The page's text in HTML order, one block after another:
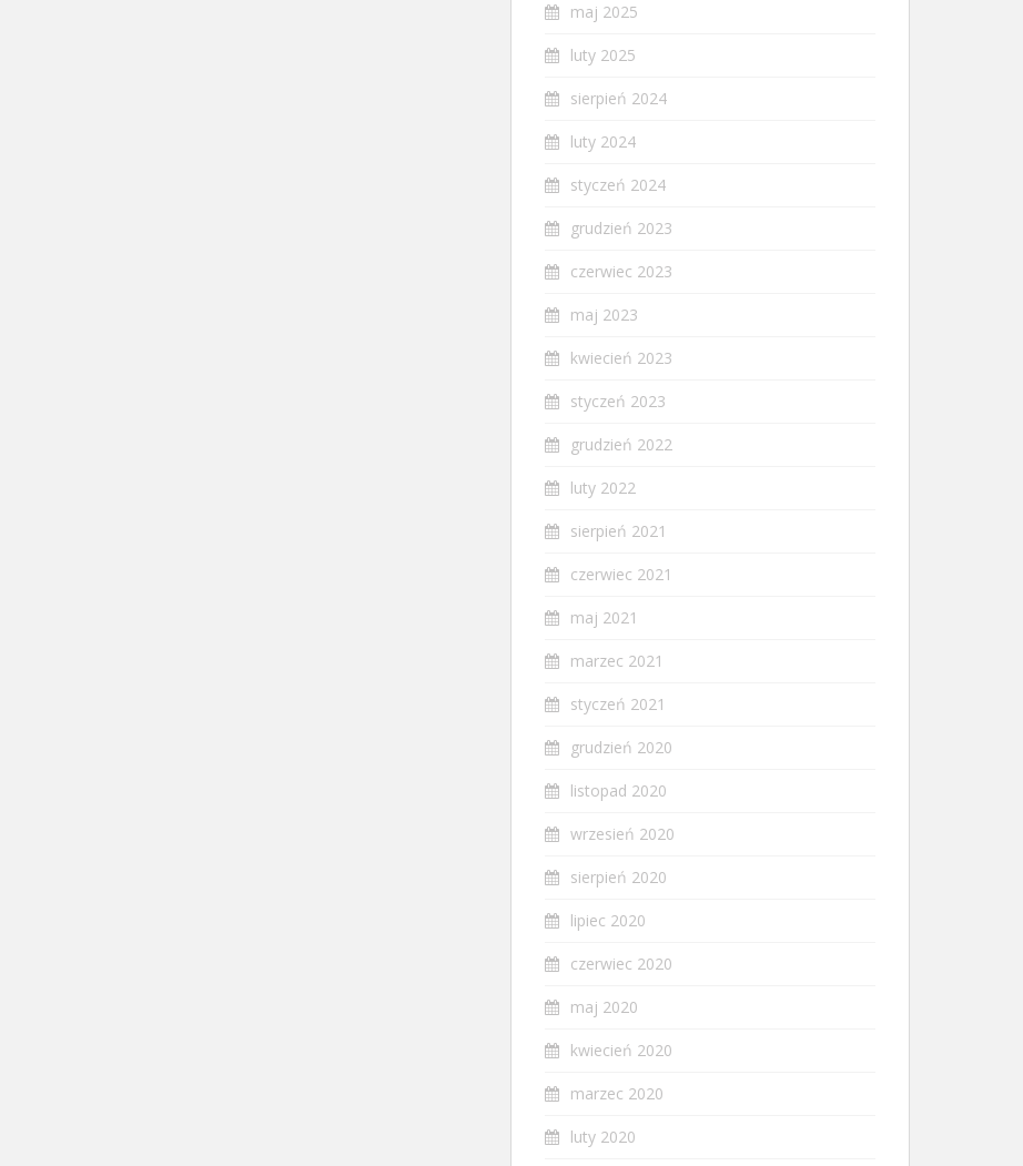
maj 2025
luty 2025
sierpień 2024
luty 2024
styczeń 2024
grudzień 2023
czerwiec 2023
maj 2023
kwiecień 2023
styczeń 2023
grudzień 2022
luty 2022
sierpień 2021
czerwiec 2021
maj 2021
marzec 2021
styczeń 2021
grudzień 2020
listopad 2020
wrzesień 2020
sierpień 2020
lipiec 2020
czerwiec 2020
maj 2020
kwiecień 2020
marzec 2020
luty 2020